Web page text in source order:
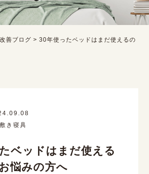
善ブログ >30年使ったベッドはまだ使えるの
き寝具
ベッドはまだ使える
悩みの方へ